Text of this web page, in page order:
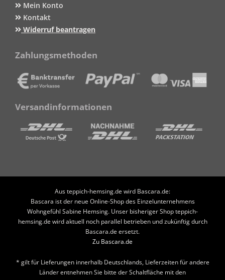
Mein Konto
Kontakt
Widerruf beantragen
Zahlungsmethoden
Versandinformationen
Aus teppich-hemsing.de wird Bascara.de:
Bascara ist der neue Online-Shop des Einzelunternehmens
Wohngefühl Sabine Hemsing. Unser bisheriger Shop teppich-
hemsing.de wird aktuell noch parallel betrieben und zukünftig durch
Bascara.de ersetzt.
Zu Bascara.de
* gilt für Lieferungen innerhalb Deutschlands, Lieferzeiten für andere
Länder entnehmen Sie bitte der Schaltfläche mit den